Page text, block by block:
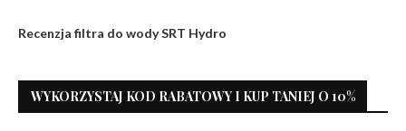
Recenzja filtra do wody SRT Hydro
WYKORZYSTAJ KOD RABATOWY I KUP TANIEJ O 10%